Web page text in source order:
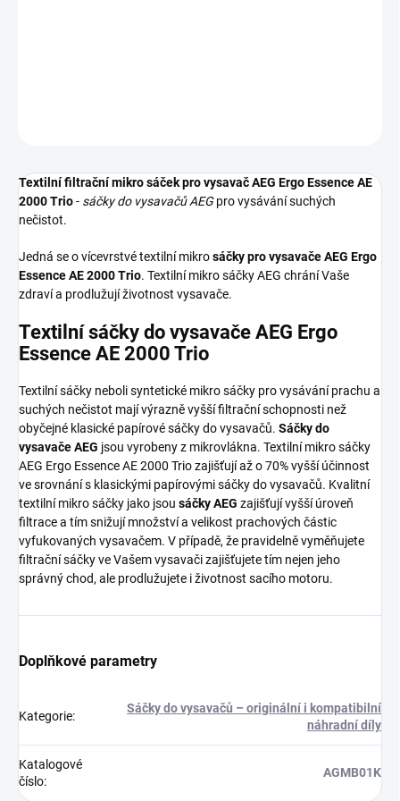
Textilní filtrační mikro sáček pro vysavač AEG Ergo Essence AE
2000 Trio- sáčky do vysavačů AEGpro vysávání suchých
nečistot.
Jedná se o vícevrstvé textilní mikrosáčky pro vysavače AEG Ergo
Essence AE 2000 Trio. Textilní mikro sáčky AEG chrání Vaše
zdraví a prodlužují životnost vysavače.
Textilní sáčky do vysavače AEG Ergo
Essence AE 2000 Trio
Textilní sáčky neboli syntetické mikro sáčky pro vysávání prachu a
suchých nečistot mají výrazně vyšší filtrační schopnosti než
obyčejné klasické papírové sáčky do vysavačů. Sáčky do
vysavače AEG jsou vyrobeny z mikrovlákna. Textilní mikro sáčky
AEG Ergo Essence AE 2000 Trio zajišťují až o 70% vyšší účinnost
ve srovnání s klasickými papírovými sáčky do vysavačů. Kvalitní
textilní mikro sáčky jako jsou sáčky AEG zajišťují vyšší úroveň
filtrace a tím snižují množství a velikost prachových částic
vyfukovaných vysavačem. V případě, že pravidelně vyměňujete
filtrační sáčky ve Vašem vysavači zajišťujete tím nejen jeho
správný chod, ale prodlužujete i životnost sacího motoru.
Doplňkové parametry
Kategorie:
Sáčky do vysavačů – originální i kompatibilní
náhradní díly
Katalogové
číslo:
AGMB01K